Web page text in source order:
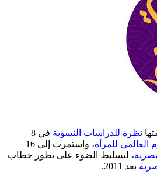
نظرة للدراسات النسوية
في 8
العالمي للمرأة
، واستمرت إلى 16
، لتسليط الضوء على تطور خطاب
بعد 2011.